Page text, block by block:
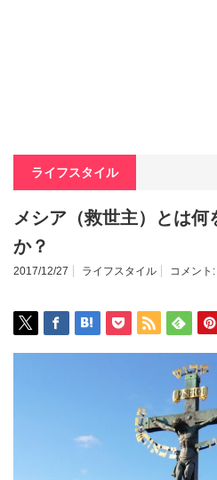
ライフスタイル
メシア（救世主）とは
か？
2017/12/27 ライフスタイル コメント: